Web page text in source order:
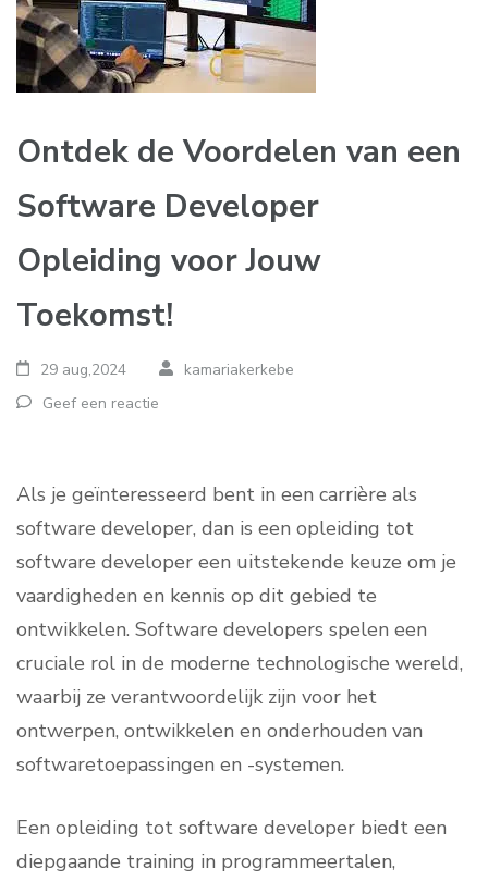
Ontdek de Voordelen van een
Software Developer
Opleiding voor Jouw
Toekomst!
29 aug,2024
kamariakerkebe
Geef een reactie
Als je geïnteresseerd bent in een carrière als
software developer, dan is een opleiding tot
software developer een uitstekende keuze om je
vaardigheden en kennis op dit gebied te
ontwikkelen. Software developers spelen een
cruciale rol in de moderne technologische wereld,
waarbij ze verantwoordelijk zijn voor het
ontwerpen, ontwikkelen en onderhouden van
softwaretoepassingen en -systemen.
Een opleiding tot software developer biedt een
diepgaande training in programmeertalen,